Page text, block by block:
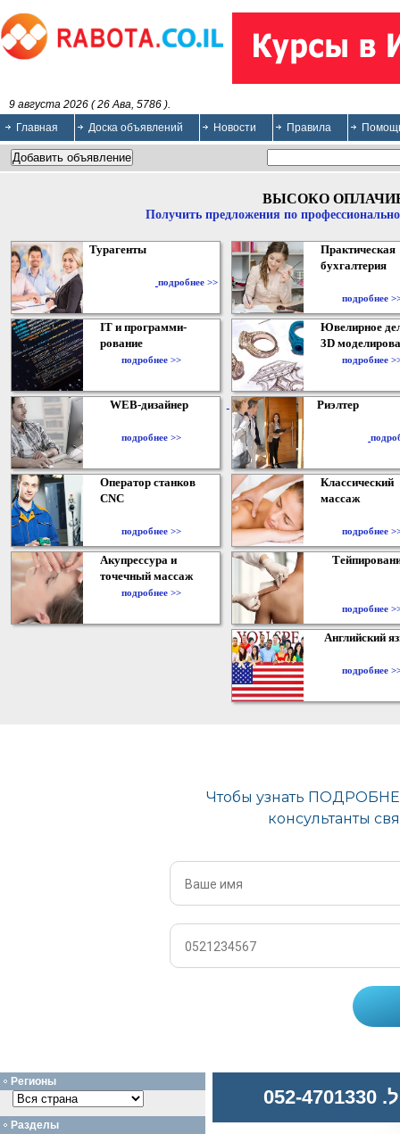
9 августа 2026 ( 26 Ава, 5786 ).
Главная
Доска объявлений Новости Правила
ВЫСОКО
Получить предложения по
Турагенты
подробнее >>
Практическая
бухгалтерия
подробнее
IT и программи-
рование
подробнее >>
Ювелирное
3D
подробнее
WEB-дизайнер
подробнее >>
Риэлтер
Оператор станков
CNC
подробнее >>
Классический
массаж
подробнее
Акупрессура и
точечный массаж
подробнее >>
подробнее
Английский
подробнее
Регионы
Разделы